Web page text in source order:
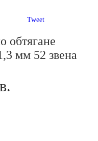
Tweet
обтягане
мм 52 звена